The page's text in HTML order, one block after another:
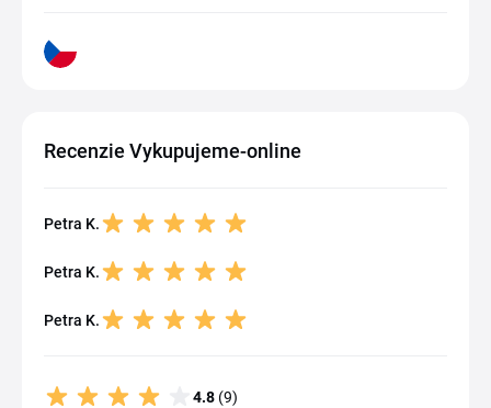
Recenzie Vykupujeme-online
Petra K.
Petra K.
Petra K.
4.8 (9)